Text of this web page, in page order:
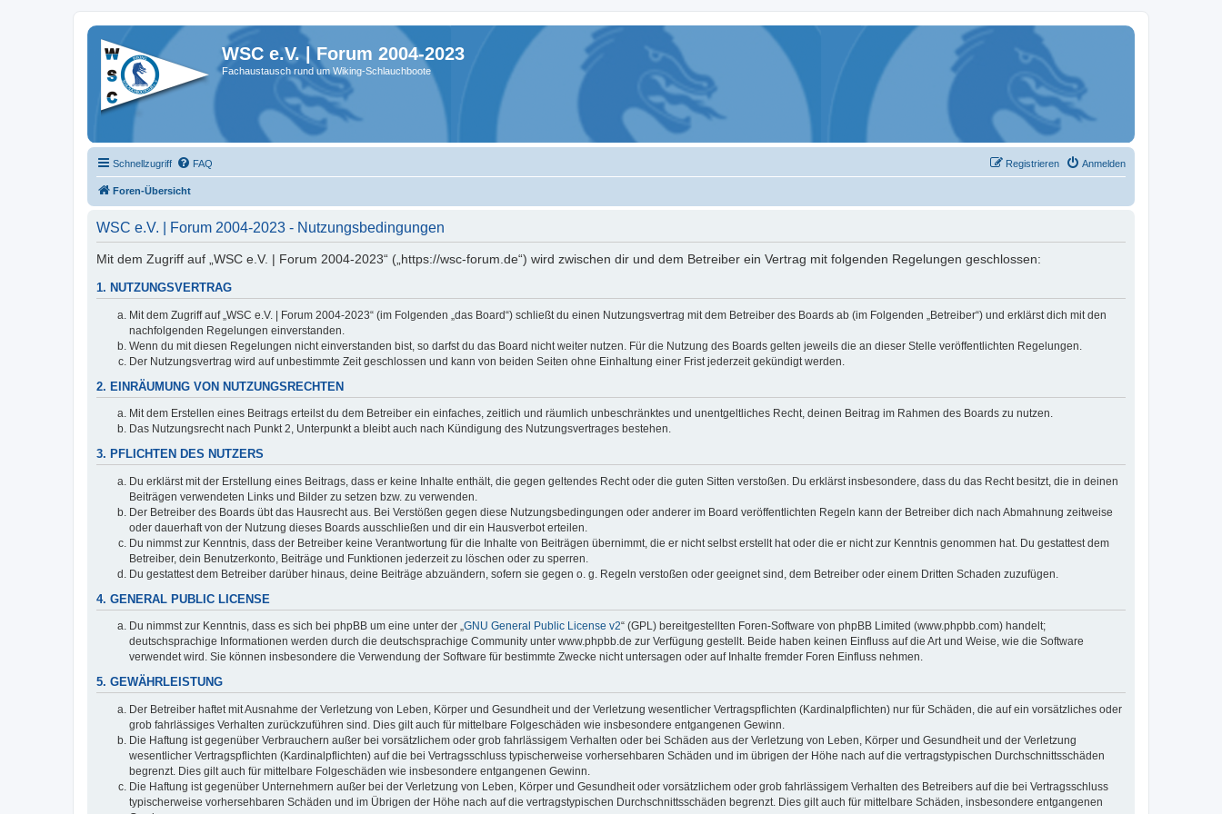
WSC e.V. | Forum 2004-2023
Fachaustausch rund um Wiking-Schlauchboote
Schnellzugriff FAQ Anmelden
Registrieren
Foren-Übersicht
WSC e.V. | Forum 2004-2023 - Nutzungsbedingungen
Mit dem Zugriff auf „WSC e.V. | Forum 2004-2023“ („https://wsc-forum.de“) wird zwischen dir und dem Betreiber ein Vertrag mit folgenden Regelungen geschlossen:
1. NUTZUNGSVERTRAG
Mit dem Zugriff auf „WSC e.V. | Forum 2004-2023“ (im Folgenden „das Board“) schließt du einen Nutzungsvertrag mit dem Betreiber des Boards ab (im Folgenden „Betreiber“) und erklärst dich mit den
nachfolgenden Regelungen einverstanden.
Wenn du mit diesen Regelungen nicht einverstanden bist, so darfst du das Board nicht weiter nutzen. Für die Nutzung des Boards gelten jeweils die an dieser Stelle veröffentlichten Regelungen.
Der Nutzungsvertrag wird auf unbestimmte Zeit geschlossen und kann von beiden Seiten ohne Einhaltung einer Frist jederzeit gekündigt werden.
2. EINRÄUMUNG VON NUTZUNGSRECHTEN
Mit dem Erstellen eines Beitrags erteilst du dem Betreiber ein einfaches, zeitlich und räumlich unbeschränktes und unentgeltliches Recht, deinen Beitrag im Rahmen des Boards zu nutzen.
Das Nutzungsrecht nach Punkt 2, Unterpunkt a bleibt auch nach Kündigung des Nutzungsvertrages bestehen.
3. PFLICHTEN DES NUTZERS
Du erklärst mit der Erstellung eines Beitrags, dass er keine Inhalte enthält, die gegen geltendes Recht oder die guten Sitten verstoßen. Du erklärst insbesondere, dass du das Recht besitzt, die in deinen
Beiträgen verwendeten Links und Bilder zu setzen bzw. zu verwenden.
Der Betreiber des Boards übt das Hausrecht aus. Bei Verstößen gegen diese Nutzungsbedingungen oder anderer im Board veröffentlichten Regeln kann der Betreiber dich nach Abmahnung zeitweise
oder dauerhaft von der Nutzung dieses Boards ausschließen und dir ein Hausverbot erteilen.
Du nimmst zur Kenntnis, dass der Betreiber keine Verantwortung für die Inhalte von Beiträgen übernimmt, die er nicht selbst erstellt hat oder die er nicht zur Kenntnis genommen hat. Du gestattest dem
Betreiber, dein Benutzerkonto, Beiträge und Funktionen jederzeit zu löschen oder zu sperren.
Du gestattest dem Betreiber darüber hinaus, deine Beiträge abzuändern, sofern sie gegen o. g. Regeln verstoßen oder geeignet sind, dem Betreiber oder einem Dritten Schaden zuzufügen.
4. GENERAL PUBLIC LICENSE
Du nimmst zur Kenntnis, dass es sich bei phpBB um eine unter der „GNU General Public License v2“ (GPL) bereitgestellten Foren-Software von phpBB Limited (www.phpbb.com) handelt;
deutschsprachige Informationen werden durch die deutschsprachige Community unter www.phpbb.de zur Verfügung gestellt. Beide haben keinen Einfluss auf die Art und Weise, wie die Software
verwendet wird. Sie können insbesondere die Verwendung der Software für bestimmte Zwecke nicht untersagen oder auf Inhalte fremder Foren Einfluss nehmen.
5. GEWÄHRLEISTUNG
Der Betreiber haftet mit Ausnahme der Verletzung von Leben, Körper und Gesundheit und der Verletzung wesentlicher Vertragspflichten (Kardinalpflichten) nur für Schäden, die auf ein vorsätzliches oder
grob fahrlässiges Verhalten zurückzuführen sind. Dies gilt auch für mittelbare Folgeschäden wie insbesondere entgangenen Gewinn.
Die Haftung ist gegenüber Verbrauchern außer bei vorsätzlichem oder grob fahrlässigem Verhalten oder bei Schäden aus der Verletzung von Leben, Körper und Gesundheit und der Verletzung
wesentlicher Vertragspflichten (Kardinalpflichten) auf die bei Vertragsschluss typischerweise vorhersehbaren Schäden und im übrigen der Höhe nach auf die vertragstypischen Durchschnittsschäden
begrenzt. Dies gilt auch für mittelbare Folgeschäden wie insbesondere entgangenen Gewinn.
Die Haftung ist gegenüber Unternehmern außer bei der Verletzung von Leben, Körper und Gesundheit oder vorsätzlichem oder grob fahrlässigem Verhalten des Betreibers auf die bei Vertragsschluss
typischerweise vorhersehbaren Schäden und im Übrigen der Höhe nach auf die vertragstypischen Durchschnittsschäden begrenzt. Dies gilt auch für mittelbare Schäden, insbesondere entgangenen